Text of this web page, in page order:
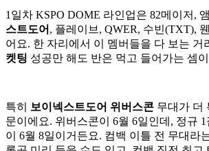
1일차 KSPO DOME 라인업은 82메이저,
스트도어 , 플레이브, QWER, 수빈(TXT),
어요. 한 자리에서 이 멤버들을 다 보는 거
켓팅 성공만 해도 반은 먹고 들어가는 셈
특히 보이넥스트도어 위버스콘 무대가 더
문이에요. 위버스콘이 6월 6일인데, 정규
이 6월 8일이거든요. 컴백 이틀 전 무대라